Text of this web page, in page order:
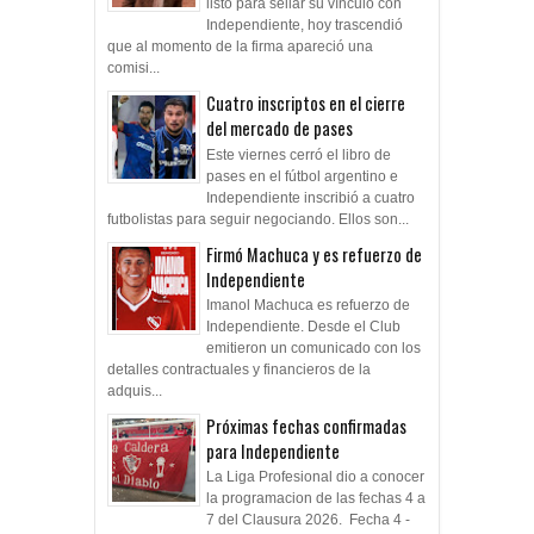
listo para sellar su vínculo con
Independiente, hoy trascendió
que al momento de la firma apareció una
comisi...
Cuatro inscriptos en el cierre
del mercado de pases
Este viernes cerró el libro de
pases en el fútbol argentino e
Independiente inscribió a cuatro
futbolistas para seguir negociando. Ellos son...
Firmó Machuca y es refuerzo de
Independiente
Imanol Machuca es refuerzo de
Independiente. Desde el Club
emitieron un comunicado con los
detalles contractuales y financieros de la
adquis...
Próximas fechas confirmadas
para Independiente
La Liga Profesional dio a conocer
la programacion de las fechas 4 a
7 del Clausura 2026. Fecha 4 -